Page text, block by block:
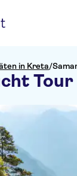
in Kreta/
Tour